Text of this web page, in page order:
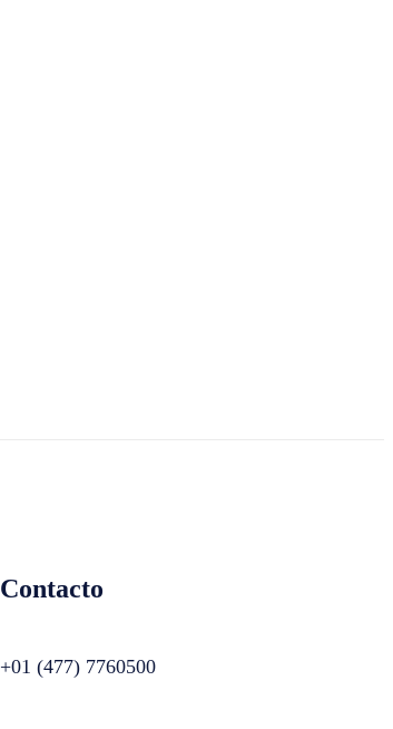
Contacto
+01 (477) 7760500